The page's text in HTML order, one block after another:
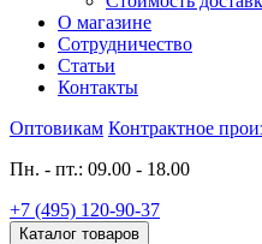
О магазине
Сотрудничество
Статьи
Контакты
Оптовикам Контрактное
Пн. - пт.: 09.00 - 18.00
+7 (495) 120-90-37
Каталог товаров